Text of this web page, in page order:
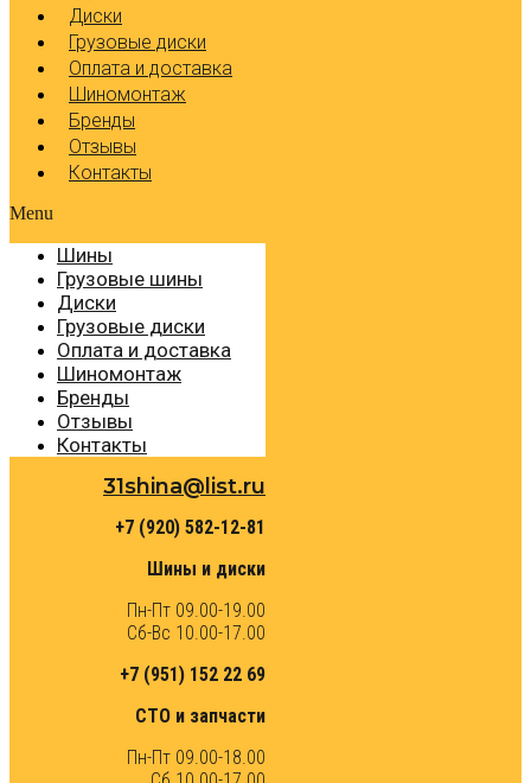
Диски
Грузовые диски
Оплата и доставка
Шиномонтаж
Бренды
Отзывы
Контакты
Menu
Шины
Грузовые шины
Диски
Грузовые диски
Оплата и доставка
Шиномонтаж
Бренды
Отзывы
Контакты
31shina@list.ru
+7 (920) 582-12-81
Шины и диски
Пн-Пт 09.00-19.00
Сб-Вс 10.00-17.00
+7 (951) 152 22 69
СТО и запчасти
Пн-Пт 09.00-18.00